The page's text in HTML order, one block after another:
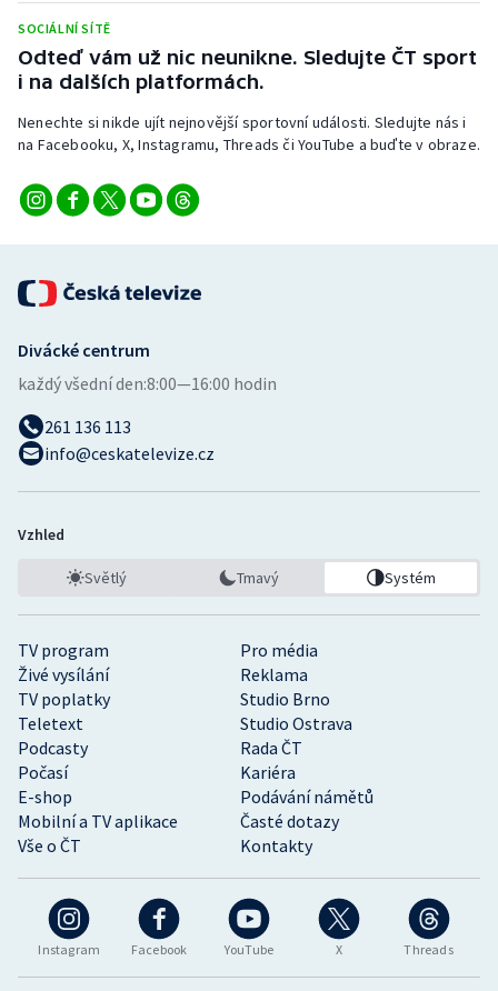
SOCIÁLNÍ SÍTĚ
Odteď vám už nic neunikne. Sledujte ČT sport
i na dalších platformách.
Nenechte si nikde ujít nejnovější sportovní události. Sledujte nás i
na Facebooku, X, Instagramu, Threads či YouTube a buďte v obraze.
Instagram Facebook YouTube X Threads
TV program
Pro média
Živé vysílání
Reklama
TV poplatky
Studio Brno
Teletext
Studio Ostrava
Podcasty
Rada ČT
Počasí
Kariéra
E-shop
Podávání námětů
Mobilní a TV aplikace
Časté dotazy
Vše o ČT
Kontakty
Divácké centrum
každý všední den:8:00—16:00 hodin
261 136 113
info@ceskatelevize.cz
Vzhled
Světlý Tmavý Systém